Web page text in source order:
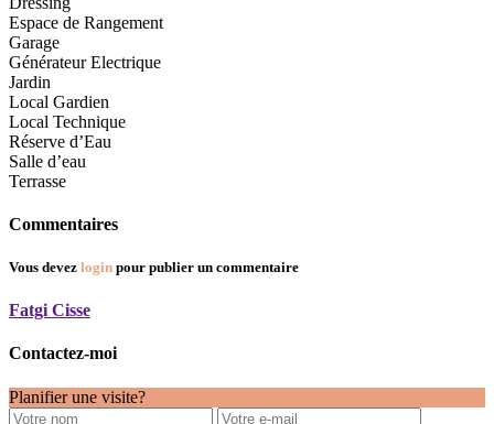
Espace de Rangement
Garage
Générateur Electrique
Jardin
Local Gardien
Local Technique
Réserve d’Eau
Salle d’eau
Terrasse
Commentaires
Vous devez login pour publier un commentaire
Fatgi Cisse
Contactez-moi
Planifier une visite?